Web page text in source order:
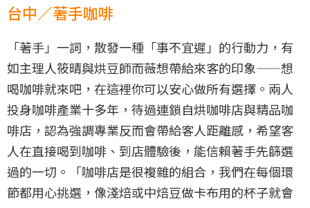
台中／著手咖啡
「著手」一詞，散發一種「事不宜遲」的行動力，有
如主理人筱晴與烘豆師而薇想帶給來客的印象——想
喝咖啡就來吧，在這裡你可以安心做所有選擇。兩人
投身咖啡產業十多年，待過連鎖自烘咖啡店與精品咖
啡店，認為強調專業反而會帶給客人距離感，希望客
人在直接喝到咖啡、到店體驗後，能信賴著手先篩選
過的一切。「咖啡店是很複雜的組合，我們在每個環
節都用心挑選，像淺焙或中焙豆做卡布用的杯子就會